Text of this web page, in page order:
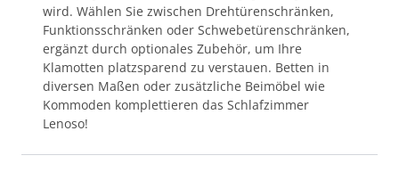
wird. Wählen Sie zwischen Drehtürenschränken,
Funktionsschränken oder Schwebetürenschränken,
ergänzt durch optionales Zubehör, um Ihre
Klamotten platzsparend zu verstauen. Betten in
diversen Maßen oder zusätzliche Beimöbel wie
Kommoden komplettieren das Schlafzimmer
Lenoso!